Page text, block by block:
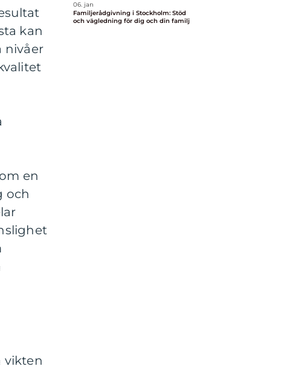
kan
nivåer
en
och
vikten
06. jan
Familjerådgivning i Stockholm: Stöd
och vägledning för dig och din familj